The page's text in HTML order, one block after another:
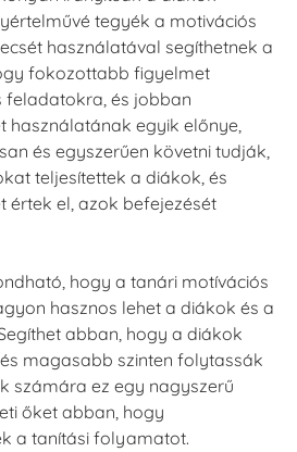
tegyék a motivációs
használatával segíthetnek a
fokozottabb figyelmet
és jobban
használatának egyik előnye,
és egyszerűen követni tudják,
teljesítettek a diákok, és
értek el, azok befejezését
hogy a tanári motívációs
hasznos lehet a diákok és a
abban, hogy a diákok
magasabb szinten folytassák
számára ez egy nagyszerű
őket abban, hogy
a tanítási folyamatot.